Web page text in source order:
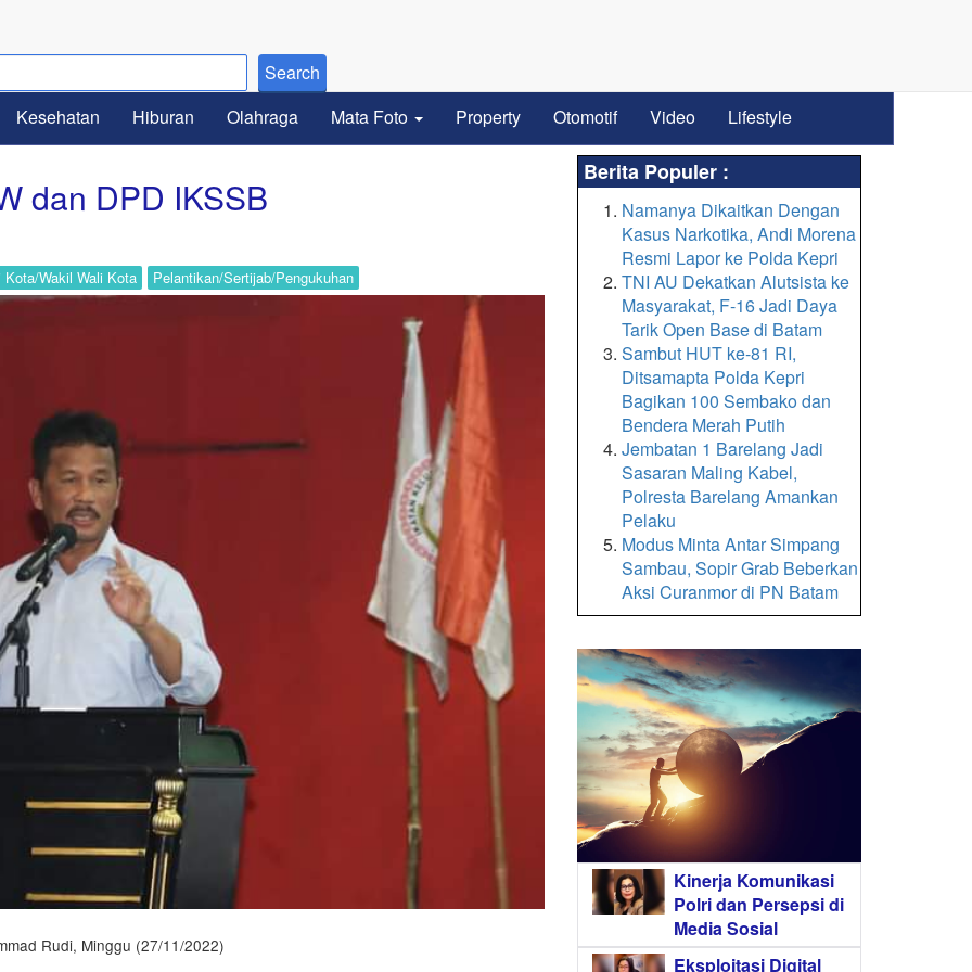
Kesehatan Hiburan Olahraga Mata Foto Property Otomotif Video Lifestyle
dan DPD IKSSB
Kota/Wakil Wali Kota Pelantikan/Sertijab/Pengukuhan
Rudi, Minggu (27/11/2022)
Berita Populer :
Namanya Dikaitkan Dengan
Kasus Narkotika, Andi Morena
Resmi Lapor ke Polda Kepri
TNI AU Dekatkan Alutsista ke
Masyarakat, F-16 Jadi Daya
Tarik Open Base di Batam
Sambut HUT ke-81 RI,
Ditsamapta Polda Kepri
Bagikan 100 Sembako dan
Bendera Merah Putih
Jembatan 1 Barelang Jadi
Sasaran Maling Kabel,
Polresta Barelang Amankan
Pelaku
Modus Minta Antar Simpang
Sambau, Sopir Grab Beberkan
Aksi Curanmor di PN Batam
Kinerja Komunikasi
Polri dan Persepsi di
Media Sosial
Eksploitasi Digital